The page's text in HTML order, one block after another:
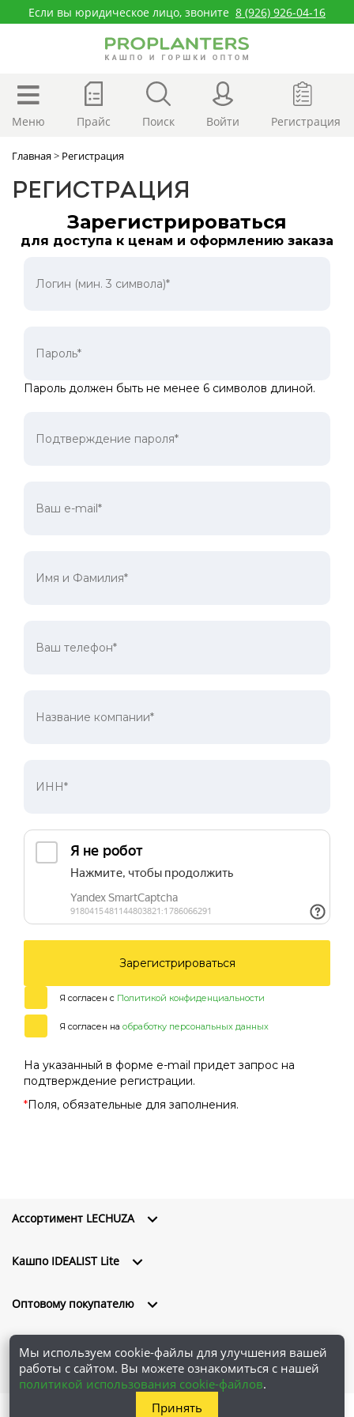
Если вы юридическое лицо, звоните 8 (926) 926-04-16
Меню Прайс Поиск Войти Регистрация
Главная> Регистрация
РЕГИСТРАЦИЯ
Зарегистрироваться
для доступа к ценам и оформлению заказа
Пароль должен быть не менее 6 символов длиной.
Я согласен с Политикой конфиденциальности
Я согласен на обработку персональных данных
Зарегистрироваться
На указанный в форме e-mail придет запрос на
подтверждение регистрации.
*Поля, обязательные для заполнения.
Ассортимент LECHUZA
Кашпо IDEALIST Lite
Оптовому покупателю
О компании
Мы используем cookie-файлы для улучшения вашей
работы с сайтом. Вы можете ознакомиться с нашей
политикой использования cookie-файлов.
Принять